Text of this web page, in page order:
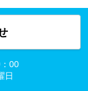
00
日